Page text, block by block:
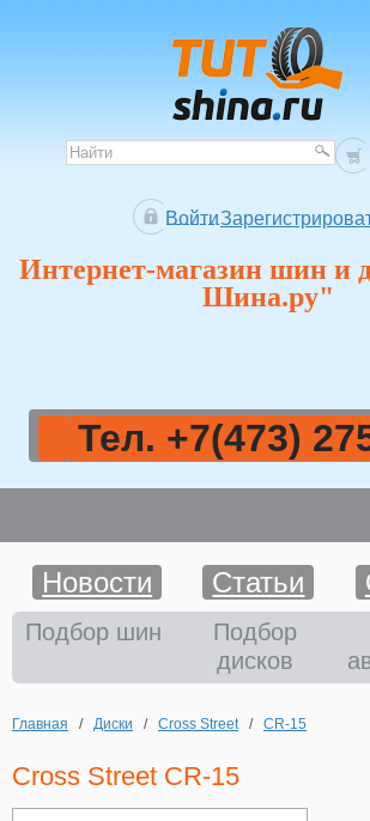
Войти
Интернет-магазин шин и
Шина.ру"
Тел. +7(473)
Шины
Диски
Аккумуляторы
Аксессуары
Новости Статьи
Подбор шин
Подбор
дисков
Главная / Диски / Cross Street / CR-15
Cross Street CR-15